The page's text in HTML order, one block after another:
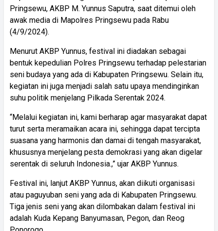
Pringsewu, AKBP M. Yunnus Saputra, saat ditemui oleh
awak media di Mapolres Pringsewu pada Rabu
(4/9/2024).
Menurut AKBP Yunnus, festival ini diadakan sebagai
bentuk kepedulian Polres Pringsewu terhadap pelestarian
seni budaya yang ada di Kabupaten Pringsewu. Selain itu,
kegiatan ini juga menjadi salah satu upaya mendinginkan
suhu politik menjelang Pilkada Serentak 2024.
“Melalui kegiatan ini, kami berharap agar masyarakat dapat
turut serta meramaikan acara ini, sehingga dapat tercipta
suasana yang harmonis dan damai di tengah masyarakat,
khususnya menjelang pesta demokrasi yang akan digelar
serentak di seluruh Indonesia.,” ujar AKBP Yunnus.
Festival ini, lanjut AKBP Yunnus, akan diikuti organisasi
atau paguyuban seni yang ada di Kabupaten Pringsewu.
Tiga jenis seni yang akan dilombakan dalam festival ini
adalah Kuda Kepang Banyumasan, Pegon, dan Reog